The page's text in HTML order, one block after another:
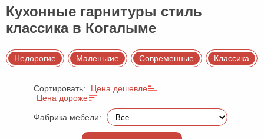
спальни
Шкафы
Диваны
Мягкая
мебель
Детская
мебель
Мебель
Кухонные гарнитуры стиль
классика в Когалыме
Недорогие Маленькие Современные Классика
Сортировать:
Цена дешевле
Цена дороже
Фабрика мебели: